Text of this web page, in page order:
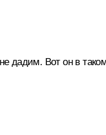
дадим. Вот он в